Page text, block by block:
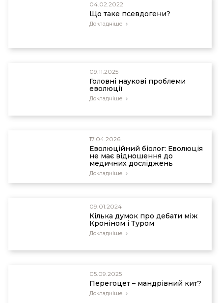
04.02.2022
Що таке псевдогени?
Докладніше
09.11.2025
Головні наукові проблеми
еволюції
Докладніше
17.04.2026
Еволюційний біолог: Еволюція
не має відношення до
медичних досліджень
Докладніше
09.01.2024
Кілька думок про дебати між
Кроніном і Туром
Докладніше
05.09.2025
Перегоцет – мандрівний кит?
Докладніше